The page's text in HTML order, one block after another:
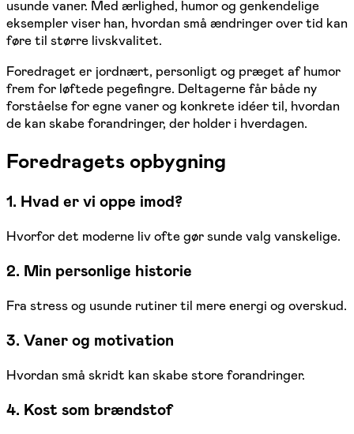
usunde vaner. Med ærlighed, humor og genkendelige
eksempler viser han, hvordan små ændringer over tid kan
føre til større livskvalitet.
Foredraget er jordnært, personligt og præget af humor
frem for løftede pegefingre. Deltagerne får både ny
forståelse for egne vaner og konkrete idéer til, hvordan
de kan skabe forandringer, der holder i hverdagen.
Foredragets opbygning
1. Hvad er vi oppe imod?
Hvorfor det moderne liv ofte gør sunde valg vanskelige.
2. Min personlige historie
Fra stress og usunde rutiner til mere energi og overskud.
3. Vaner og motivation
Hvordan små skridt kan skabe store forandringer.
4. Kost som brændstof